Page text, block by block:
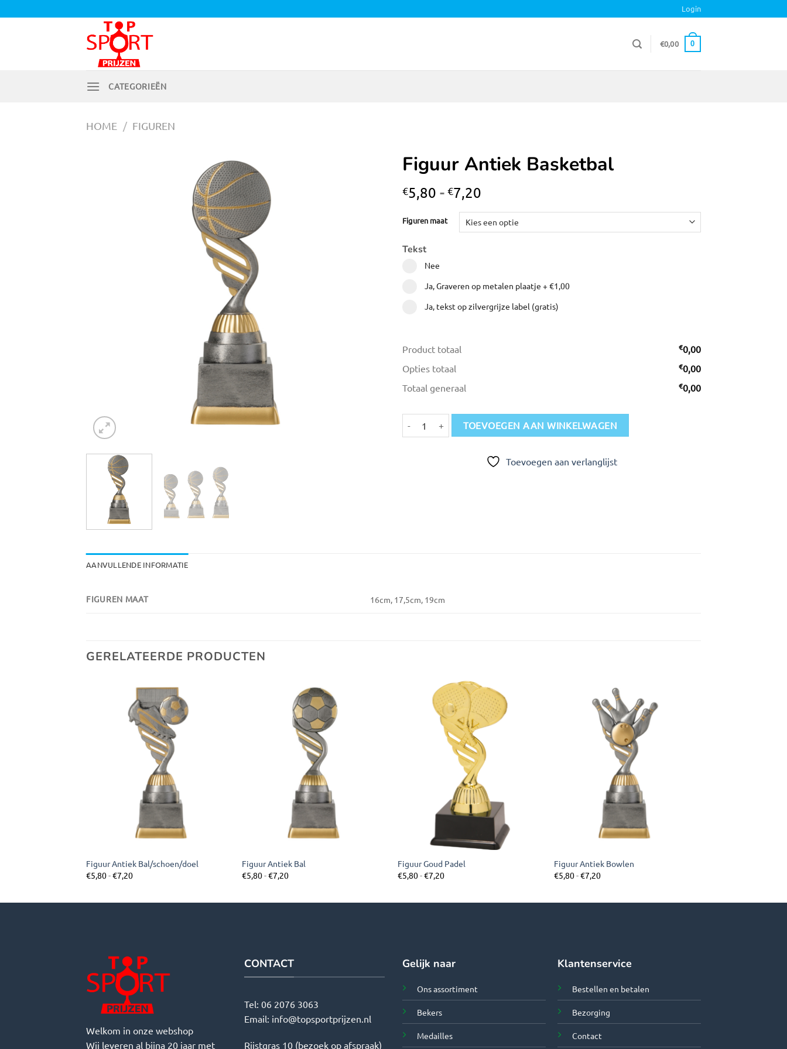
naar
Login
€0,00 0
CATEGORIEËN
HOME / FIGUREN
Figuur Antiek Basketbal
€5,80 - €7,20
tot
€7,20
Figuren maat
Tekst
Nee
Ja, Graveren op metalen plaatje +€1,00
Ja, tekst op zilvergrijze label (gratis)
Product totaal €0,00
Opties totaal
€0,00
Totaal generaal
€0,00
Figuur Antiek Basketbal aantalTOEVOEGEN AAN WINKELWAGEN
Toevoegen aan verlanglijst
AANVULLENDE INFORMATIE
FIGUREN MAAT 16cm, 17,5cm, 19cm
GERELATEERDE PRODUCTEN
Toevoegen
Figuur Antiek Bal/schoen/doel
€5,80-€7,20Prijsklasse:
Figuur Antiek Bal
€5,80-€7,20Prijsklasse:
Toevoegen
Figuur Goud Padel
€5,80-€7,20Prijsklasse:
Toevoegen
Figuur Antiek Bowlen
€5,80-€7,20Prijsklasse:
Welkom in onze webshop
Wij leveren al bijna 20 jaar met
CONTACT
Tel: 06 2076 3063
Email: info@topsportprijzen.nl
Rijstgras 10 (bezoek op afspraak)
Gelijk naar
Ons assortiment
Bekers
Medailles
Klantenservice
Bestellen en betalen
Bezorging
Contact